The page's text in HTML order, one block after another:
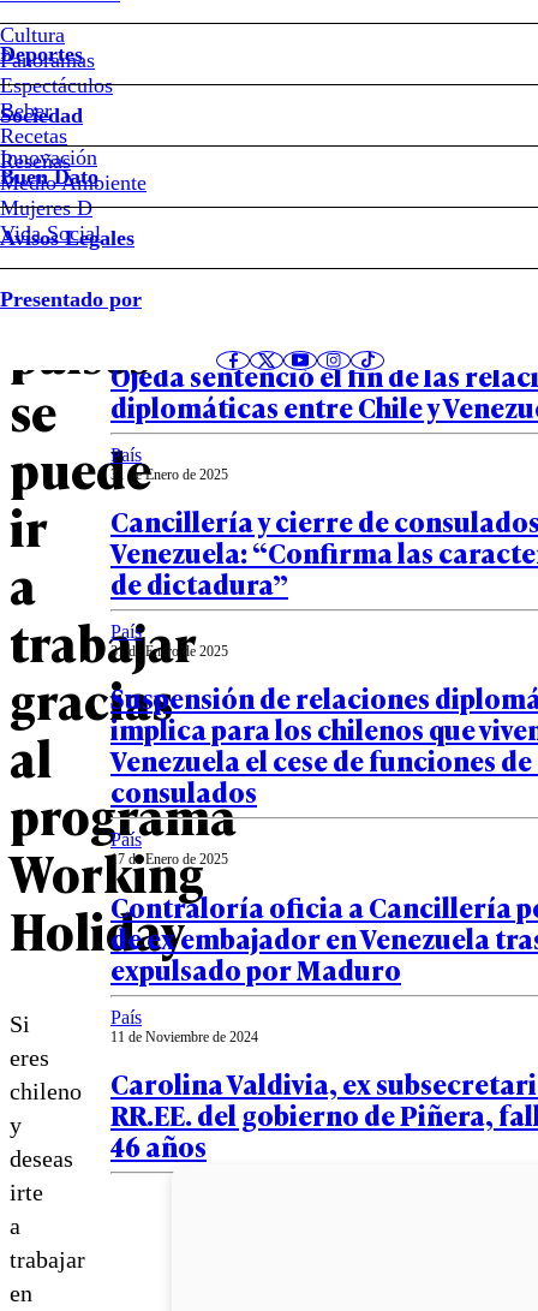
Cultura
Panoramas
Espectáculos
Beber
Recetas
Reseñas
Deportes
Sociedad
Innovación
Medio Ambiente
Mujeres D
Vida Social
Buen Dato
Avisos Legales
Presentado por
Cómo
postular
y
a
qué
países
se
puede
ir
a
trabajar
gracias
al
programa
Working
Holiday
Si
eres
chileno
y
deseas
irte
a
trabajar
en
Notas relacionadas
01 de Febrero de 2025
Cierre de consulados: cómo el
Ojeda sentenció el fin de las
diplomáticas entre Chile y
País
31 de Enero de 2025
Cancillería y cierre de
Venezuela: “Confirma las
de dictadura”
País
31 de Enero de 2025
Suspensión de relaciones
implica para los chilenos que
Venezuela el cese de funciones
consulados
País
17 de Enero de 2025
Contraloría oficia a Cancillería
de ex embajador en Venezuela
expulsado por Maduro
País
11 de Noviembre de 2024
Carolina Valdivia, ex
RR.EE. del gobierno de Piñera,
46 años